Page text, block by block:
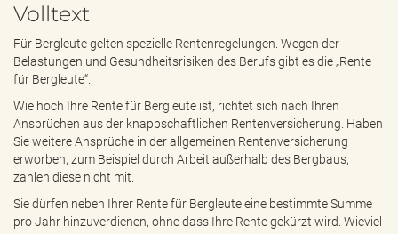
d
Volltext
Für Bergleute gelten spezielle Rentenregelungen. Wegen der
Belastungen und Gesundheitsrisiken des Berufs gibt es die „Rente
für Bergleute“.
Wie hoch Ihre Rente für Bergleute ist, richtet sich nach Ihren
Ansprüchen aus der knappschaftlichen Rentenversicherung. Haben
Sie weitere Ansprüche in der allgemeinen Rentenversicherung
erworben, zum Beispiel durch Arbeit außerhalb des Bergbaus,
zählen diese nicht mit.
Sie dürfen neben Ihrer Rente für Bergleute eine bestimmte Summe
pro Jahr hinzuverdienen, ohne dass Ihre Rente gekürzt wird. Wieviel